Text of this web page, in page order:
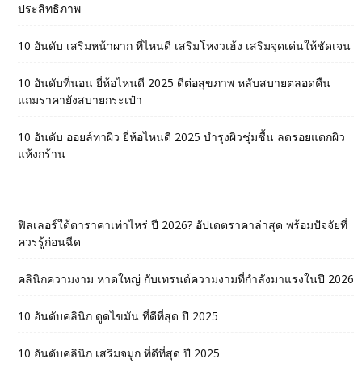
ประสิทธิภาพ
10 อันดับ เสริมหน้าผาก ที่ไหนดี เสริมโหงวเฮ้ง เสริมจุดเด่นให้ชัดเจน
10 อันดับที่นอน ยี่ห้อไหนดี 2025 ดีต่อสุขภาพ หลับสบายตลอดคืน
แถมราคายังสบายกระเป๋า
10 อันดับ ออยล์ทาผิว ยี่ห้อไหนดี 2025 บำรุงผิวชุ่มชื้น ลดรอยแตกผิว
แห้งกร้าน
ฟิลเลอร์ใต้ตาราคาเท่าไหร่ ปี 2026? อัปเดตราคาล่าสุด พร้อมปัจจัยที่
ควรรู้ก่อนฉีด
คลินิกความงาม หาดใหญ่ กับเทรนด์ความงามที่กำลังมาแรงในปี 2026
10 อันดับคลินิก ดูดไขมัน ที่ดีที่สุด ปี 2025
10 อันดับคลินิก เสริมจมูก ที่ดีที่สุด ปี 2025